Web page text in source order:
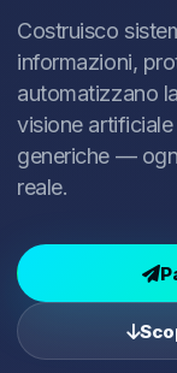
Costruisco
informazioni,
automatizzano
visione
generiche —
reale.